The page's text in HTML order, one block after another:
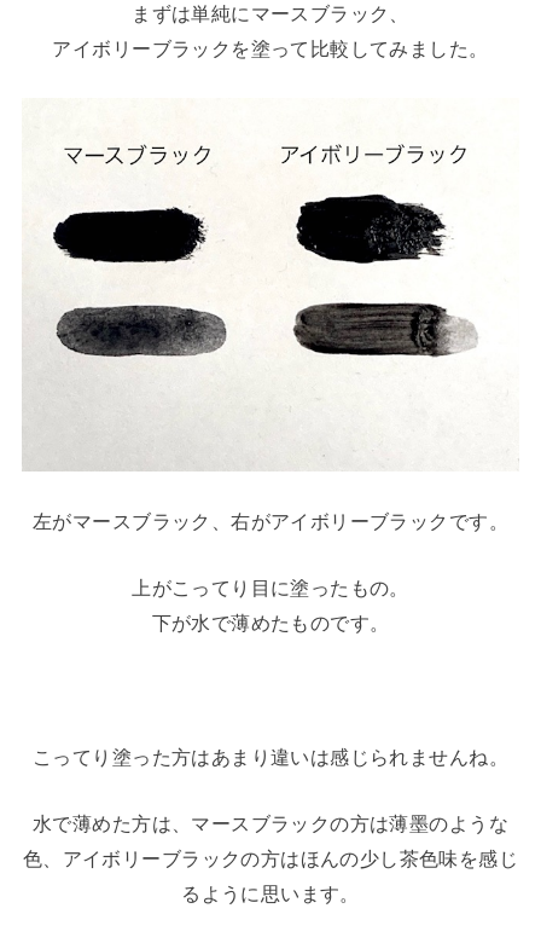
まずは単純にマースブラック、
アイボリーブラックを塗って比較してみました。
左がマースブラック、右がアイボリーブラックです。
上がこってり目に塗ったもの。
下が水で薄めたものです。
こってり塗った方はあまり違いは感じられませんね。
水で薄めた方は、マースブラックの方は薄墨のような
色、アイボリーブラックの方はほんの少し茶色味を感じ
るように思います。